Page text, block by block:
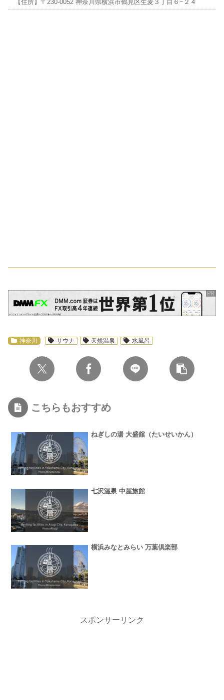
【住所】〒230-0052 神奈川県横浜市鶴見区生麦３丁目６−２４
スポンサーリンク
神奈川 サウナ 天然温泉 水風呂
こちらもおすすめ
ねぎしの湯 大盛舘（たいせいかん）
七沢温泉 中屋旅館
横浜みなとみらい 万葉倶楽部
スポンサーリンク